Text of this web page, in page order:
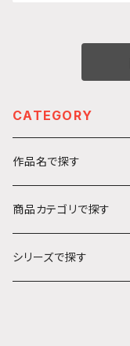
CATEGORY
作品名で探す
カ行
ガールズ＆パンツァー
サ行
商品カテゴリで探す
アクリルキーホルダー
シリーズで探す